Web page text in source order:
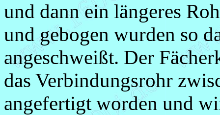
und dann ein längeres
und gebogen wurden so
angeschweißt. Der
das Verbindungsrohr
angefertigt worden und